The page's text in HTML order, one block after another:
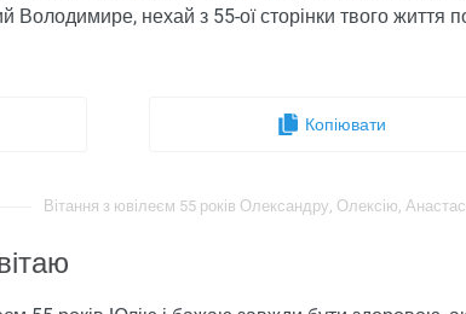
нехай з 55-ої сторінки твого життя
Копіювати
Вітання з ювілеєм 55 років Олександру, Олексію,